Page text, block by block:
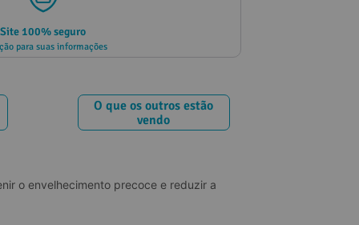
Site 100% seguro
para suas informações
O que os outros estão
vendo
o envelhecimento precoce e reduzir a